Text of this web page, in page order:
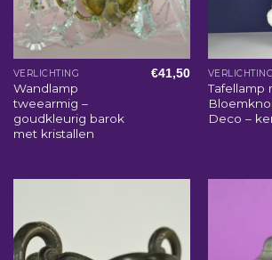
VERLICHTING
Wandlamp
tweearmig –
goudkleurig barok
met kristallen
€41,50 VERLICHTING
Tafellamp
Deco –